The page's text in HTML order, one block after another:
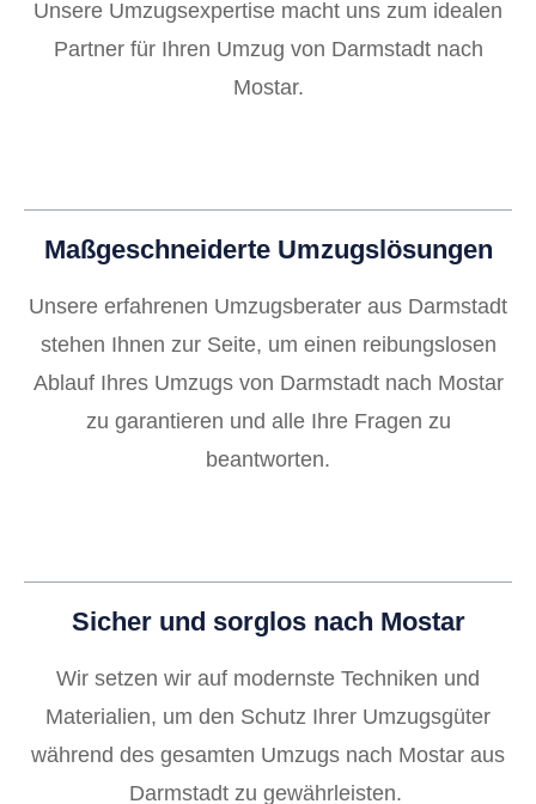
Unsere Umzugsexpertise macht uns zum idealen
Partner für Ihren Umzug von Darmstadt nach
Mostar.
Maßgeschneiderte Umzugslösungen
Unsere erfahrenen Umzugsberater aus Darmstadt
stehen Ihnen zur Seite, um einen reibungslosen
Ablauf Ihres Umzugs von Darmstadt nach Mostar
zu garantieren und alle Ihre Fragen zu
beantworten.
Sicher und sorglos nach Mostar
Wir setzen wir auf modernste Techniken und
Materialien, um den Schutz Ihrer Umzugsgüter
während des gesamten Umzugs nach Mostar aus
Darmstadt zu gewährleisten.